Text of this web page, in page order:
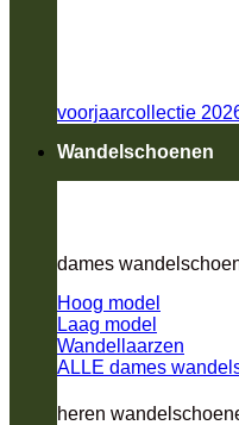
voorjaarcollectie
Wandelschoenen
dames
Hoog model
Laag model
Wandellaarzen
ALLE dames
heren